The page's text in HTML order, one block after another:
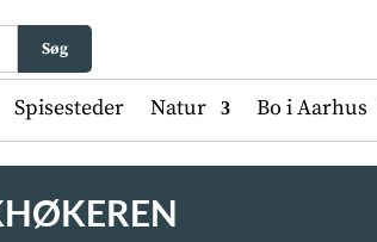
Søg
Spisesteder Natur Bo i Aarhus